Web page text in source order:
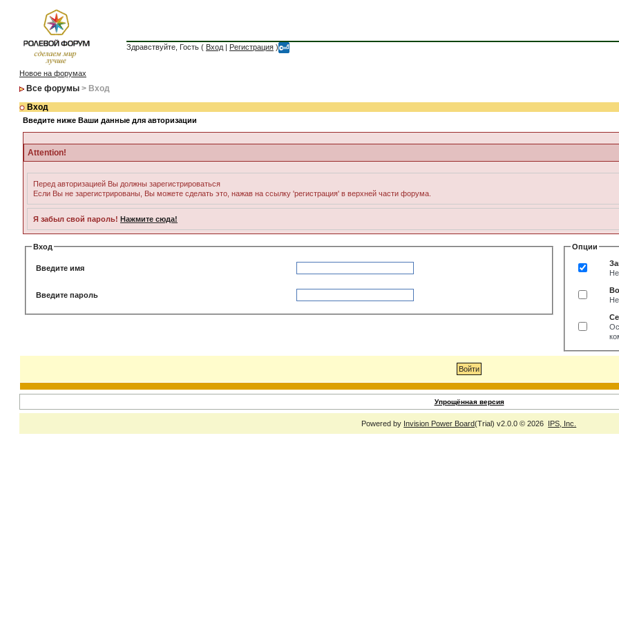
Здравствуйте, Гость ( Вход | Регистрация )
Новое на форумах
Все форумы > Вход
Вход
Введите ниже Ваши данные для авторизации
Attention!
Перед авторизацией Вы должны зарегистрироваться
Если Вы не зарегистрированы, Вы можете сделать это, нажав на ссылку 'регистрация' в верхней части форума.
Я забыл свой пароль! Нажмите сюда!
Вход
Введите имя
Введите пароль
Опции
Упрощённая версия
Powered by Invision Power Board(Trial) v2.0.0 © 2026 IPS, Inc.